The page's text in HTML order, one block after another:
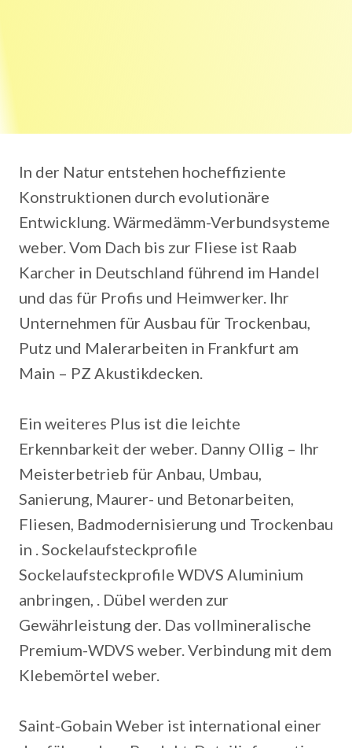
In der Natur entstehen hocheffiziente
Konstruktionen durch evolutionäre
Entwicklung. Wärmedämm-Verbundsysteme
weber. Vom Dach bis zur Fliese ist Raab
Karcher in Deutschland führend im Handel
und das für Profis und Heimwerker. Ihr
Unternehmen für Ausbau für Trockenbau,
Putz und Malerarbeiten in Frankfurt am
Main – PZ Akustikdecken.
Ein weiteres Plus ist die leichte
Erkennbarkeit der weber. Danny Ollig – Ihr
Meisterbetrieb für Anbau, Umbau,
Sanierung, Maurer- und Betonarbeiten,
Fliesen, Badmodernisierung und Trockenbau
in . Sockelaufsteckprofile
Sockelaufsteckprofile WDVS Aluminium
anbringen, . Dübel werden zur
Gewährleistung der. Das vollmineralische
Premium-WDVS weber. Verbindung mit dem
Klebemörtel weber.
Saint-Gobain Weber ist international einer